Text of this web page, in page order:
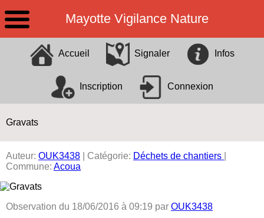
Mayotte Vigilance Nature
Accueil Signaler Infos
Inscription Connexion
Identification
Pseudo
Mot de passe
Mot de passe oublié ?
Gravats
Auteur: OUK3438 | Catégorie: Déchets de chantiers
Commune: Acoua
Observation du 18/06/2016 à 09:19 par OUK3438